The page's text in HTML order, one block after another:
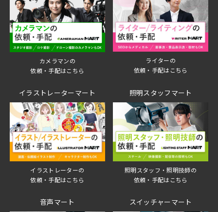
カメラマンの
依頼・手配はこちら
ライターの
依頼・手配はこちら
イラストレーターマート
イラストレーターの
依頼・手配はこちら
照明スタッフマート
照明スタッフ・照明技師の
依頼・手配はこちら
音声マート スイッチャーマート